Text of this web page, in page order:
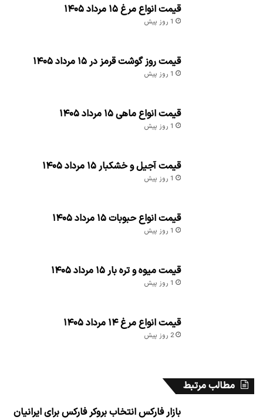
قیمت انواع مرغ ۱۵ مرداد ۱۴۰۵
1 روز پیش
قیمت روز گوشت قرمز در ۱۵ مرداد ۱۴۰۵
1 روز پیش
قیمت انواع ماهی ۱۵ مرداد ۱۴۰۵
1 روز پیش
قیمت آجیل و خشکبار ۱۵ مرداد ۱۴۰۵
1 روز پیش
قیمت انواع حبوبات ۱۵ مرداد ۱۴۰۵
1 روز پیش
قیمت میوه و تره بار ۱۵ مرداد ۱۴۰۵
1 روز پیش
قیمت انواع مرغ ۱۴ مرداد ۱۴۰۵
2 روز پیش
مطالب مرتبط
بازار فارکس انتخاب بروکر فارکس برای ایرانیان